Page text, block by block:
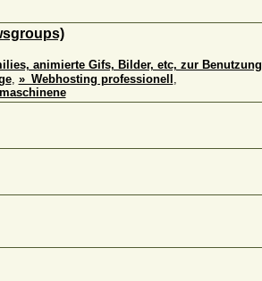
animierte Gifs, Bilder, etc, zur Benutzung
, »_Webhosting professionell ,